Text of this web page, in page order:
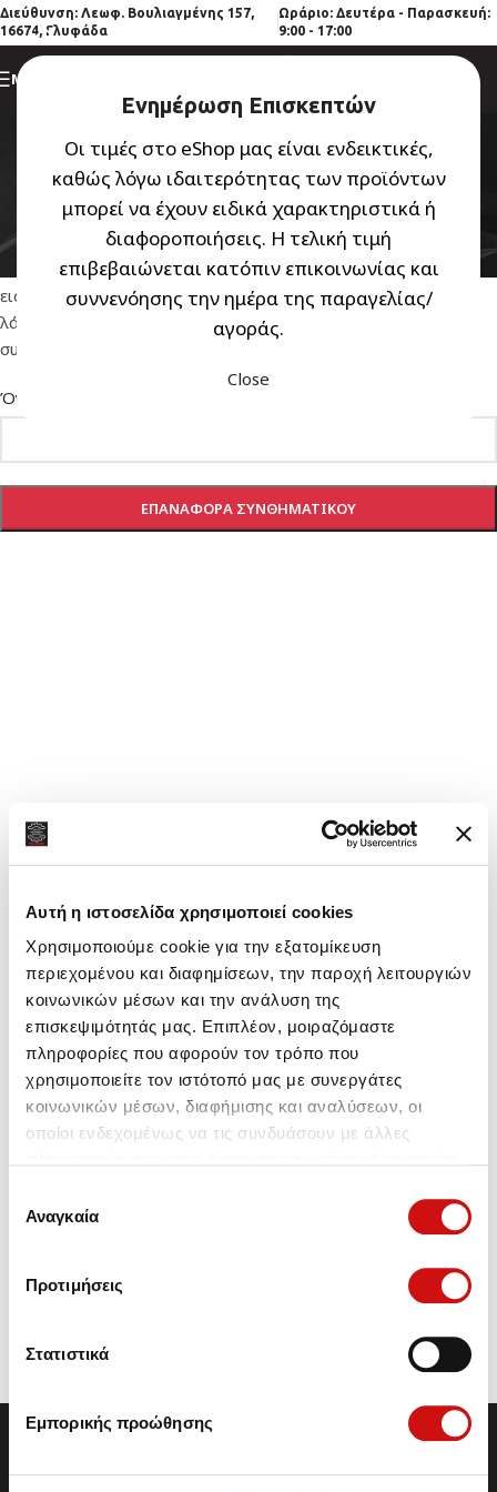
Ενημέρωση Επισκεπτών
Οι τιμές στο eShop μας είναι ενδεικτικές,
καθώς λόγω ιδαιτερότητας των προϊόντων
μπορεί να έχουν ειδικά χαρακτηριστικά ή
διαφοροποιήσεις. Η τελική τιμή
επιβεβαιώνεται κατόπιν επικοινωνίας και
συννενόησης την ημέρα της παραγελίας/
αγοράς.
Close
Αυτή η ιστοσελίδα χρησιμοποιεί cookies
Χρησιμοποιούμε cookie για την εξατομίκευση
περιεχομένου και διαφημίσεων, την παροχή λειτουργιών
κοινωνικών μέσων και την ανάλυση της
επισκεψιμότητάς μας. Επιπλέον, μοιραζόμαστε
πληροφορίες που αφορούν τον τρόπο που
χρησιμοποιείτε τον ιστότοπό μας με συνεργάτες
κοινωνικών μέσων, διαφήμισης και αναλύσεων, οι
οποίοι ενδεχομένως να τις συνδυάσουν με άλλες
των υπηρεσιών τους.
συγκατάθεσης
Αναγκαία
Προτιμήσεις
Στατιστικά
Εμπορικής προώθησης
Διεύθυνση: Λεωφ. Βουλιαγμένης 157,
16674, Γλυφάδα
Ωράριο: Δευτέρα - Παρασκευή:
9:00 - 17:00
ΜΕΝΟΎ
Επαναφορά
συνθηματικού
πρόσβασης
Χάσατε το συνθηματικό πρόσβασής σας; Παρακαλούμε,
εισαγάγετε το όνομα χρήστη ή τη διεύθυνση email σας. Θα
λάβετε έναν σύνδεσμο μέσω email για να ορίσετε ένα νέο
συνθηματικό.
Όνομα χρήστη ή email
ΕΠΑΝΑΦΟΡΆ ΣΥΝΘΗΜΑΤΙΚΟΎ